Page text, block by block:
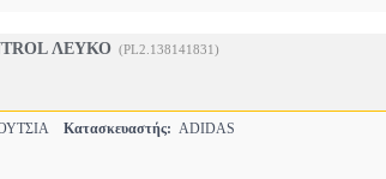
ΛΕΥΚΟ (PL2.138141831)
Κατασκευαστής: ADIDAS